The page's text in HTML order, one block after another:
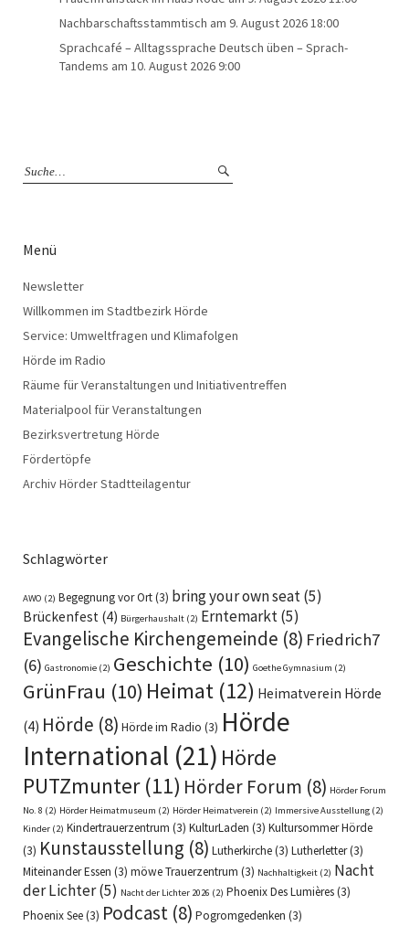
Nachbarschaftsstammtisch am 9. August 2026 18:00
Sprachcafé – Alltagssprache Deutsch üben – Sprach-
Tandems am 10. August 2026 9:00
Menü
Newsletter
Willkommen im Stadtbezirk Hörde
Service: Umweltfragen und Klimafolgen
Hörde im Radio
Räume für Veranstaltungen und Initiativentreffen
Materialpool für Veranstaltungen
Bezirksvertretung Hörde
Fördertöpfe
Archiv Hörder Stadtteilagentur
Schlagwörter
AWO (2) Begegnung vor Ort(3) bring your own seat(5)
Brückenfest (4) Bürgerhaushalt (2) Erntemarkt(5)
Evangelische Kirchengemeinde (8) Friedrich7
(6) Gastronomie (2) Geschichte (10) Goethe Gymnasium (2)
GrünFrau (10) Heimat (12) Heimatverein Hörde
(4) Hörde (8) Hörde im Radio (3) Hörde
International (21) Hörde
PUTZmunter(11) Hörder Forum (8) Hörder Forum
No. 8 (2) Hörder Heimatmuseum (2) Hörder Heimatverein (2) Immersive Ausstellung (2)
Kinder (2) Kindertrauerzentrum (3) KulturLaden (3) Kultursommer Hörde
(3) Kunstausstellung (8) Lutherkirche(3) Lutherletter(3)
Miteinander Essen (3) möwe Trauerzentrum (3) Nachhaltigkeit (2) Nacht
der Lichter(5) Nacht der Lichter 2026 (2) Phoenix Des Lumières(3)
Phoenix See(3) Podcast (8) Pogromgedenken (3)